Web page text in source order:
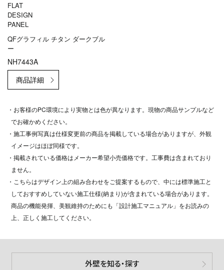
FLAT
DESIGN
PANEL
QFグラフィル チタン ダークブル
ー
NH7443A
・お客様のPC環境により実物とは色が異なります。現物の商品サンプルなど
でお確かめください。
・施工事例写真は仕様変更前の商品を掲載している場合がありますが、外観
イメージはほぼ同様です。
・掲載されている価格はメーカー希望小売価格です。工事費は含まれており
ません。
・こちらはデザイン上の組み合わせをご提案するもので、中には標準施工と
しておすすめしていない施工仕様(納まり)が含まれている場合があります。
商品の機能発揮、美観維持のためにも「設計施工マニュアル」をお読みの
上、正しく施工してください。
外壁を知る・探す